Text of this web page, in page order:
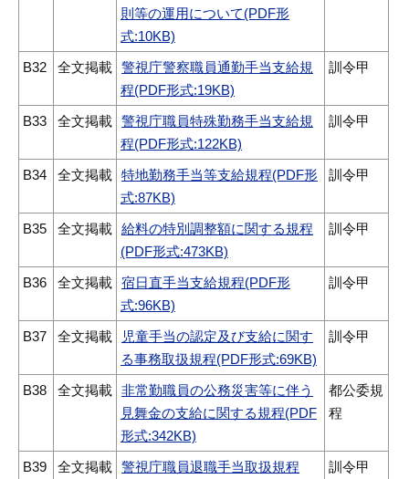
則等の運用について(PDF形
式:10KB)
B32
全文掲載 警視庁警察職員通勤手当支給規
程(PDF形式:19KB)
訓令甲
B33 全文掲載 警視庁職員特殊勤務手当支給規
程(PDF形式:122KB)
訓令甲
B34 全文掲載 特地勤務手当等支給規程(PDF形
式:87KB)
訓令甲
B35 全文掲載 給料の特別調整額に関する規程
(PDF形式:473KB)
訓令甲
B36 全文掲載 宿日直手当支給規程(PDF形
式:96KB)
訓令甲
B37 全文掲載
児童手当の認定及び支給に関す
る事務取扱規程(PDF形式:69KB)
訓令甲
B38 全文掲載 非常勤職員の公務災害等に伴う
見舞金の支給に関する規程(PDF
形式:342KB)
都公委規
程
B39 全文掲載 警視庁職員退職手当取扱規程
訓令甲